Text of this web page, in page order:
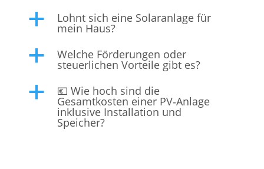
a Lohnt sich eine Solaranlage für
mein Haus?
a Welche Förderungen oder
steuerlichen Vorteile gibt es?
a 💶 Wie hoch sind die
Gesamtkosten einer PV‑Anlage
inklusive Installation und
Speicher?